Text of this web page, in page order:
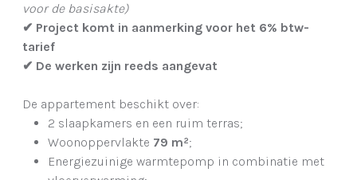
voor de basisakte)
✔ Project komt in aanmerking voor het 6% btw-
tarief
✔ De werken zijn reeds aangevat
De appartement beschikt over:
2 slaapkamers en een ruim terras;
Woonoppervlakte 79 m²;
Energiezuinige warmtepomp in combinatie met